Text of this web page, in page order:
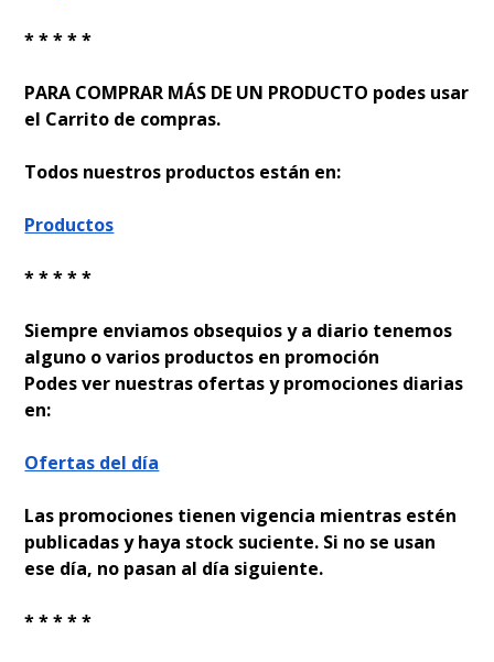
* * * * *
PARA COMPRAR MÁS DE UN PRODUCTO podes usar
el Carrito de compras.
Todos nuestros productos están en:
Productos
* * * * *
Siempre enviamos obsequios y a diario tenemos
alguno o varios productos en promoción
Podes ver nuestras ofertas y promociones diarias
en:
Ofertas del día
Las promociones tienen vigencia mientras estén
publicadas y haya stock suficiente. Si no se usan
ese día, no pasan al día siguiente.
* * * * *